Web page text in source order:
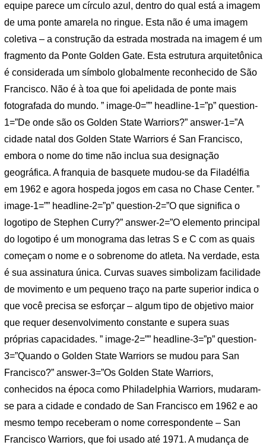
equipe parece um círculo azul, dentro do qual está a imagem
de uma ponte amarela no ringue. Esta não é uma imagem
coletiva – a construção da estrada mostrada na imagem é um
fragmento da Ponte Golden Gate. Esta estrutura arquitetônica
é considerada um símbolo globalmente reconhecido de São
Francisco. Não é à toa que foi apelidada de ponte mais
fotografada do mundo. ” image-0=”” headline-1=”p” question-
1=”De onde são os Golden State Warriors?” answer-1=”A
cidade natal dos Golden State Warriors é San Francisco,
embora o nome do time não inclua sua designação
geográfica. A franquia de basquete mudou-se da Filadélfia
em 1962 e agora hospeda jogos em casa no Chase Center. ”
image-1=”” headline-2=”p” question-2=”O que significa o
logotipo de Stephen Curry?” answer-2=”O elemento principal
do logotipo é um monograma das letras S e C com as quais
começam o nome e o sobrenome do atleta. Na verdade, esta
é sua assinatura única. Curvas suaves simbolizam facilidade
de movimento e um pequeno traço na parte superior indica o
que você precisa se esforçar – algum tipo de objetivo maior
que requer desenvolvimento constante e supera suas
próprias capacidades. ” image-2=”” headline-3=”p” question-
3=”Quando o Golden State Warriors se mudou para San
Francisco?” answer-3=”Os Golden State Warriors,
conhecidos na época como Philadelphia Warriors, mudaram-
se para a cidade e condado de San Francisco em 1962 e ao
mesmo tempo receberam o nome correspondente – San
Francisco Warriors, que foi usado até 1971. A mudança de